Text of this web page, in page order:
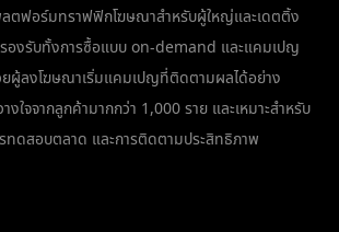
ตฟอร์มทราฟฟิกโฆษณาสำหรับผู้ใหญ่และเดตติ้ง
องรับทั้งการซื้อแบบ on-demand และแคมเปญ
ยผู้ลงโฆษณาเริ่มแคมเปญที่ติดตามผลได้อย่าง
างใจจากลูกค้ามากกว่า 1,000 ราย และเหมาะสำหรับ
รทดสอบตลาด และการติดตามประสิทธิภาพ